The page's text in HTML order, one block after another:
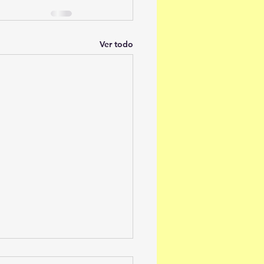
Ver todo
PARA ALUMNOS